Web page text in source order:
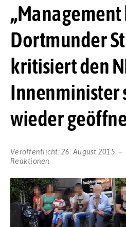
„Management
Dortmunder
kritisiert den
Innenminister
wieder
Veröffentlicht:26. August 2015
Reaktionen